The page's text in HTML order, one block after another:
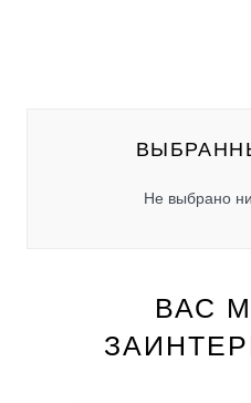
Не выбрано
ВАС